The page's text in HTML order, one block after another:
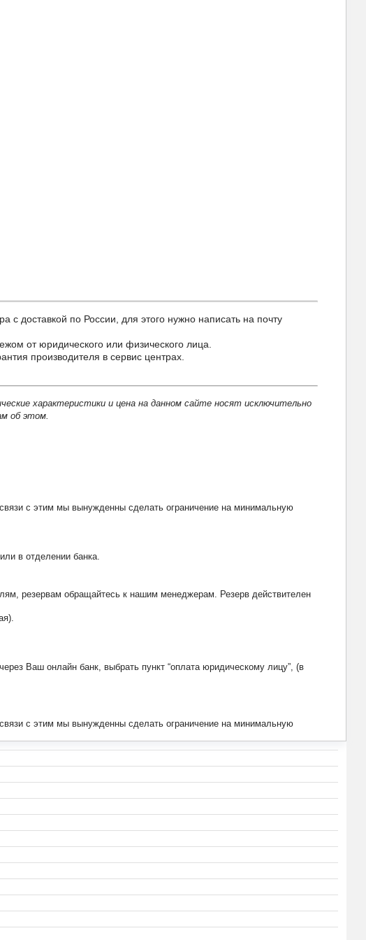
по России, для этого нужно написать на почту
от юридического или физического лица.
производителя в сервис центрах.
характеристики и цена на данном сайте носят исключительно
об этом.
с этим мы вынужденны сделать ограничение на минимальную
в отделении банка.
резервам обращайтесь к нашим менеджерам. Резерв действителен
Ваш онлайн банк, выбрать пункт “оплата юридическому лицу”, (в
с этим мы вынужденны сделать ограничение на минимальную